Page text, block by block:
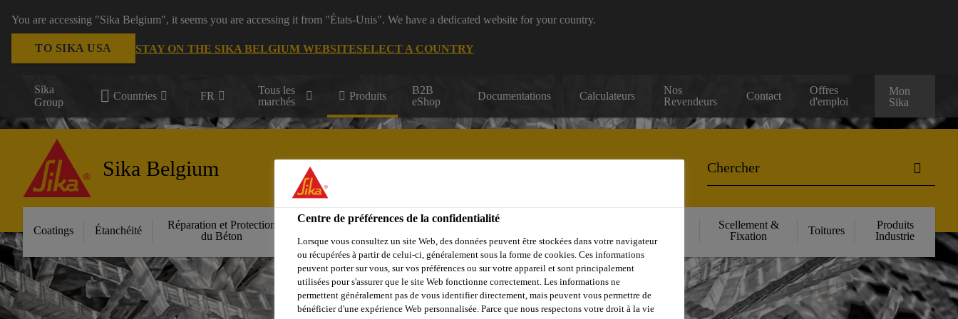
You are accessing "Sika Belgium", it seems you are accessing it from "États-Unis". We have a dedicated website for your country.
TO SIKA USA STAY ON THE SIKA BELGIUM WEBSITESELECT A COUNTRY
Sika
Group
Countries FR
Tous les
marchés
Produits
B2B
eShop
Documentations Calculateurs
Nos
Revendeurs
Contact
Offres
d'emploi
Mon
Sika
Sika Belgium
Coatings Étanchéité
Réparation et Protection
du Béton
Façades, Parois &
Collage &
Jointoiement
Structurel
Scellement &
Fixation
Toitures
Produits
Industrie
Centre de préférences de la confidentialité
Lorsque vous consultez un site Web, des données peuvent être stockées dans votre navigateur
ou récupérées à partir de celui-ci, généralement sous la forme de cookies. Ces informations
peuvent porter sur vous, sur vos préférences ou sur votre appareil et sont principalement
utilisées pour s'assurer que le site Web fonctionne correctement. Les informations ne
permettent généralement pas de vous identifier directement, mais peuvent vous permettre de
bénéficier d'une expérience Web personnalisée. Parce que nous respectons votre droit à la vie